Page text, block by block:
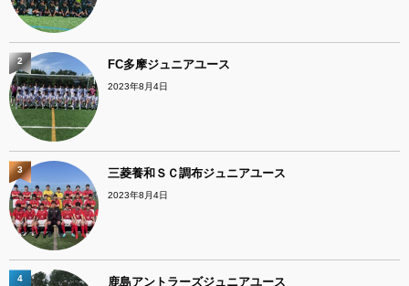
FC多摩ジュニアユース
2023年8月4日
2
三菱養和ＳＣ調布ジュニアユース
2023年8月4日
3
鹿島アントラーズジュニアユース
4